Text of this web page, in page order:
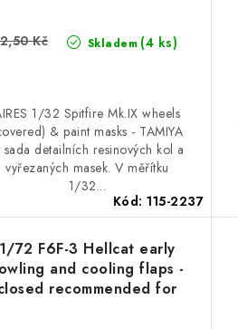
Skladem (4 ks)
Kč
1/32 Spitfire Mk.IX wheels
& paint masks - TAMIYA
sada detailních resinových kol a
vyřezaných masek. V měřítku
1/32...
Kód:115-2237
1/72 F6F-3 Hellcat early
and cooling flaps -
recommended for